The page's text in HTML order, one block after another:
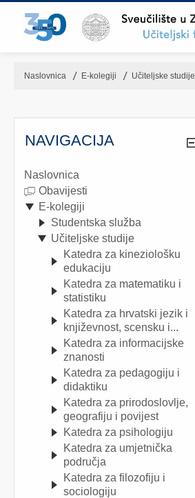
Naslovnica ▶︎ E-kolegiji ▶︎ Učiteljske studije
NAVIGACIJA
Naslovnica
Obavijesti
E-kolegiji
Studentska služba
Učiteljske studije
Katedra za kineziološku
edukaciju
Katedra za matematiku i
statistiku
Katedra za hrvatski jezik i
književnost, scensku i...
Katedra za informacijske
znanosti
Katedra za pedagogiju i
didaktiku
Katedra za prirodoslovlje,
geografiju i povijest
Katedra za psihologiju
Katedra za umjetnička
područja
Katedra za filozofiju i
sociologiju